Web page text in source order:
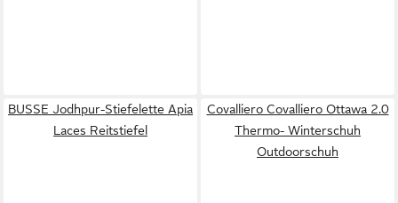
BUSSE Jodhpur-Stiefelette Apia
Laces Reitstiefel
Covalliero Covalliero Ottawa 2.0
Thermo- Winterschuh
Outdoorschuh